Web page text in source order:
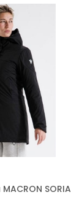
SORIA